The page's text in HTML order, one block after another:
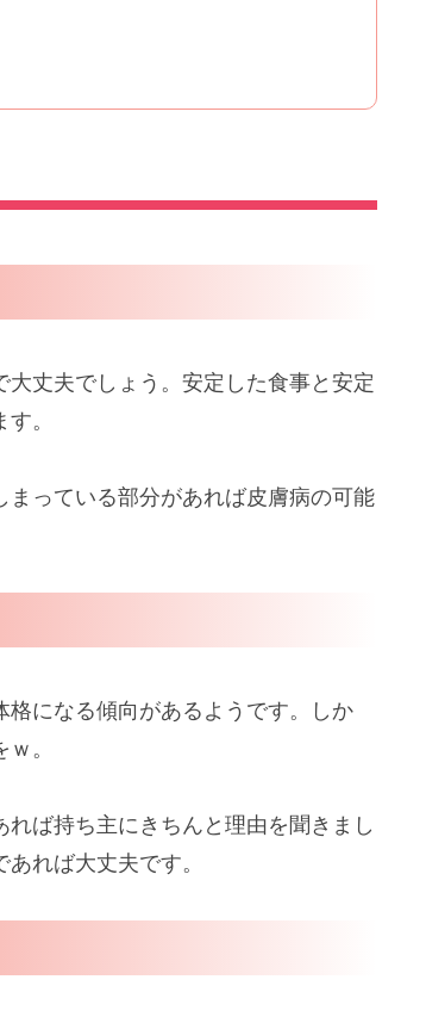
丈夫でしょう。安定した食事と安定
。
っている部分があれば皮膚病の可能
になる傾向があるようです。しか
。
ば持ち主にきちんと理由を聞きまし
れば大丈夫です。